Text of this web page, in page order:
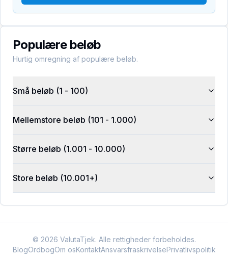
Populære beløb
Hurtig omregning af populære beløb.
Små beløb (1 - 100)
Mellemstore beløb (101 - 1.000)
Større beløb (1.001 - 10.000)
Store beløb (10.001+)
© 2026 ValutaTjek. Alle rettigheder forbeholdes.
BlogOrdbogOm osKontaktAnsvarsfraskrivelsePrivatlivspolitik